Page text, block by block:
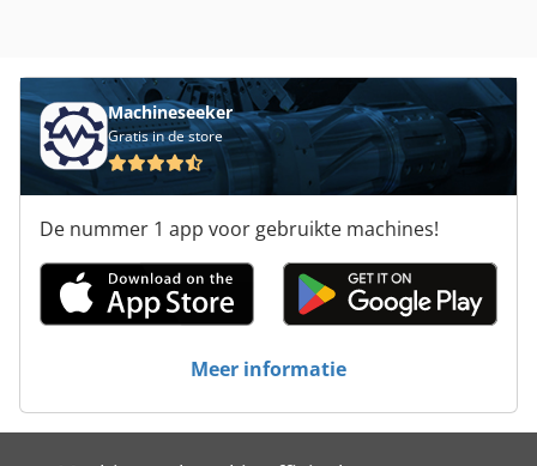
Machineseeker
Gratis in de store
De nummer 1 app voor gebruikte machines!
Meer informatie